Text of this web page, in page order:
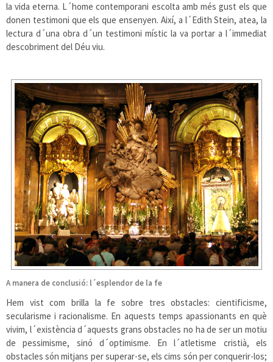
la vida eterna. L´home contemporani escolta amb més gust els que
donen testimoni que els que ensenyen. Així, a l´Edith Stein, atea, la
lectura d´una obra d´un testimoni místic la va portar a l´immediat
descobriment del Déu viu.
A manera de conclusió: l´esplendor de la fe
Hem vist com brilla la fe sobre tres obstacles: cientificisme,
secularisme i racionalisme. En aquests temps apassionants en què
vivim, l´existència d´aquests grans obstacles no ha de ser un motiu
de pessimisme, sinó d´optimisme. En l´atletisme cristià, els
obstacles són mitjans per superar-se, els cims són per conquerir-los;